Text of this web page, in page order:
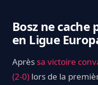
Bosz ne cache
en Ligue
Après sa victoire
(2-0) lors de la